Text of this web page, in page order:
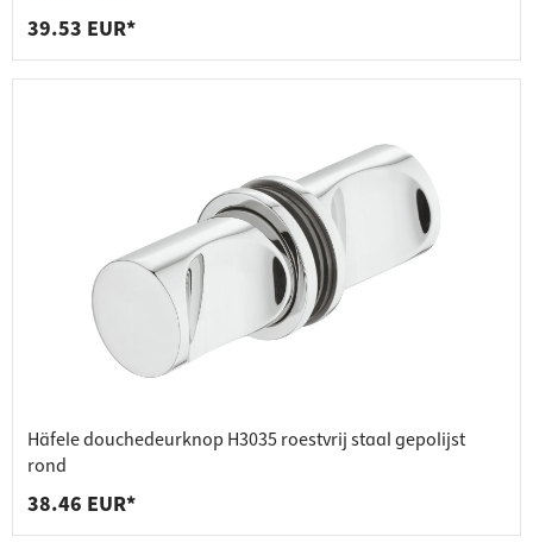
39.53 EUR*
Häfele douchedeurknop H3035 roestvrij staal gepolijst
rond
38.46 EUR*